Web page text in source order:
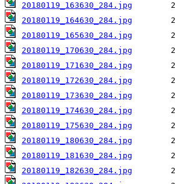
20180119_163630_284.jpg
20180119_164630_284.jpg
20180119_165630_284.jpg
20180119_170630_284.jpg
20180119_171630_284.jpg
20180119_172630_284.jpg
20180119_173630_284.jpg
20180119_174630_284.jpg
20180119_175630_284.jpg
20180119_180630_284.jpg
20180119_181630_284.jpg
20180119_182630_284.jpg